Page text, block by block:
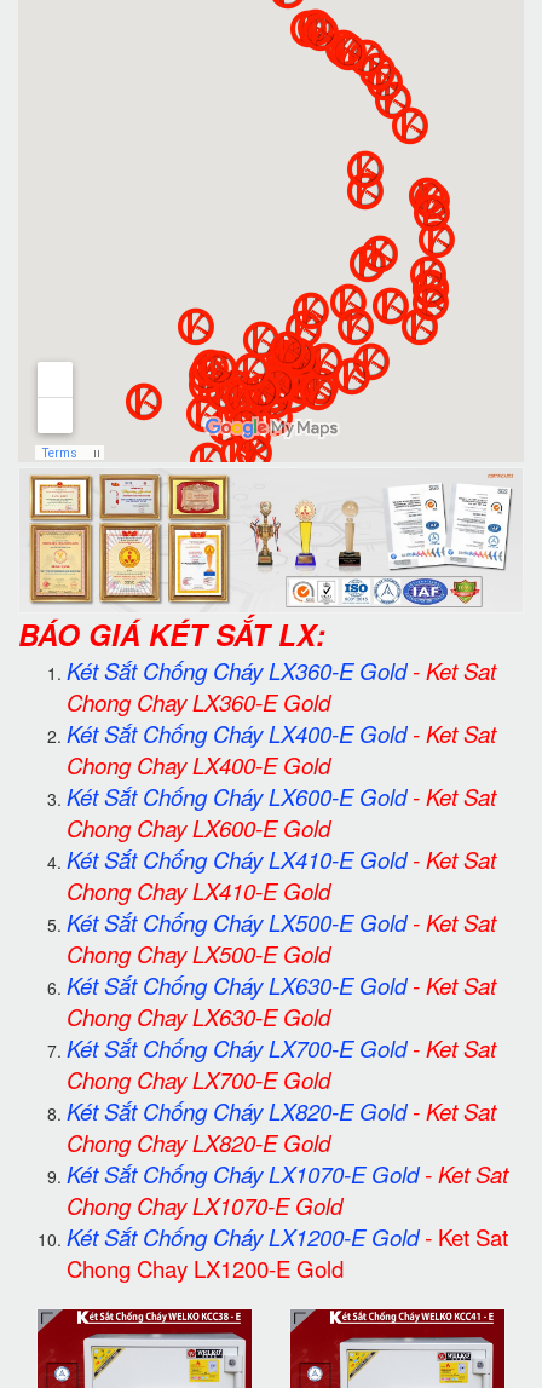
BÁO GIÁ KÉT SẮT LX:
Két Sắt Chống Cháy LX360-E Gold-Ket Sat
Chong Chay LX360-E Gold
Két Sắt Chống Cháy LX400-E Gold-Ket Sat
Chong Chay LX400-E Gold
Két Sắt Chống Cháy LX600-E Gold-Ket Sat
Chong Chay LX600-E Gold
Két Sắt Chống Cháy LX410-E Gold-Ket Sat
Chong Chay LX410-E Gold
Két Sắt Chống Cháy LX500-E Gold-Ket Sat
Chong Chay LX500-E Gold
Két Sắt Chống Cháy LX630-E Gold-Ket Sat
Chong Chay LX630-E Gold
Két Sắt Chống Cháy LX700-E Gold-Ket Sat
Chong Chay LX700-E Gold
Két Sắt Chống Cháy LX820-E Gold-Ket Sat
Chong Chay LX820-E Gold
Két Sắt Chống Cháy LX1070-E Gold-Ket Sat
Chong Chay LX1070-E Gold
Két Sắt Chống Cháy LX1200-E Gold- Ket Sat
Chong Chay LX1200-E Gold